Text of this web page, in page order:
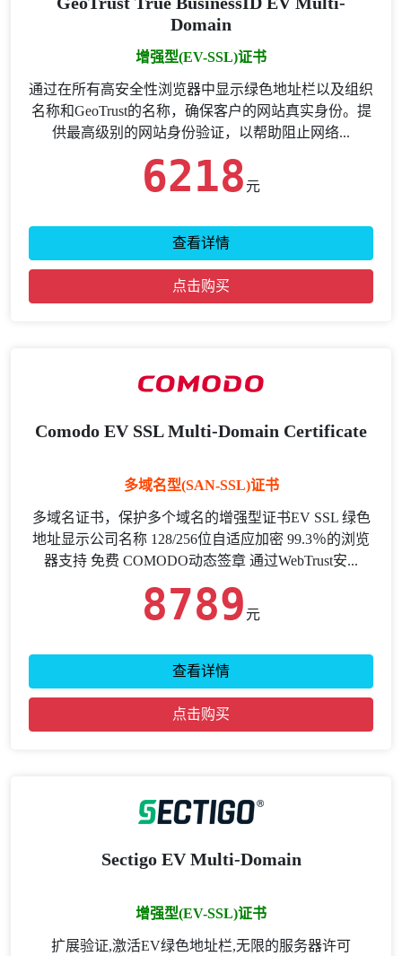
Domain
增强型(EV-SSL)证书
通过在所有高安全性浏览器中显示绿色地址栏以及组织
名称和GeoTrust的名称，确保客户的网站真实身份。提
供最高级别的网站身份验证，以帮助阻止网络...
6218 元
查看详情
点击购买
Comodo EV SSL Multi-Domain Certificate
多域名型(SAN-SSL)证书
多域名证书，保护多个域名的增强型证书EV SSL 绿色
地址显示公司名称 128/256位自适应加密 99.3％的浏览
器支持 免费 COMODO动态签章 通过WebTrust安...
8789 元
查看详情
点击购买
Sectigo EV Multi-Domain
增强型(EV-SSL)证书
扩展验证,激活EV绿色地址栏,无限的服务器许可